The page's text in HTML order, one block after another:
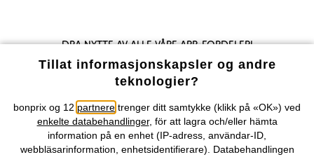
Dra nytte av alle våre app-fordeler!
Våre betalingsalternativer
Tillat informasjonskapsler og andre
teknologier?
bonprix og 12 partnere trenger ditt samtykke (klikk på «OK») ved
enkelte databehandlinger, för att lagra och/eller hämta
information på en enhet (IP-adress, användar-ID,
webbläsarinformation, enhetsidentifierare). Databehandlingen